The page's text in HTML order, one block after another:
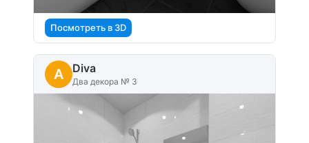
Посмотреть в 3D
A Diva
Два декора № 3